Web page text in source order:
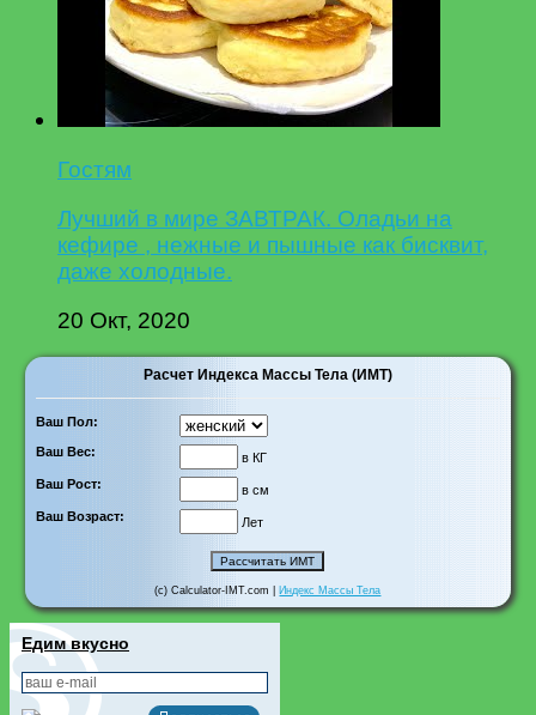
Гостям
Лучший в мире ЗАВТРАК. Оладьи на
кефире , нежные и пышные как бисквит,
даже холодные.
20 Окт, 2020
Расчет Индекса Массы Тела (ИМТ)
Ваш Пол:
Ваш Вес:
в КГ
Ваш Рост:
в см
Ваш Возраст:
Лет
(c) Calculator-IMT.com | Индекс Массы Тела
Едим вкусно